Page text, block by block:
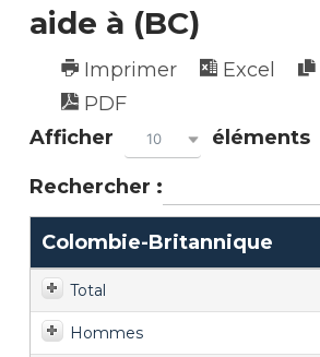
aide à (BC)
Imprimer Excel
PDF
Afficher
10 éléments
Rechercher :
Colombie-Britannique
Total
Hommes